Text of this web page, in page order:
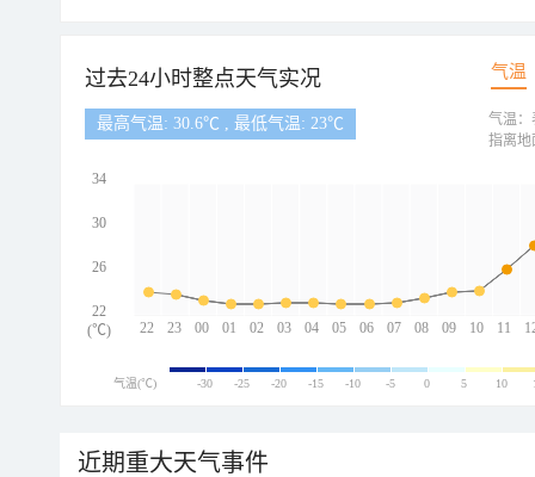
过去24小时整点天气实况 气温
最高气温: 30.6℃ , 最低气温: 23℃
22 23 00 01 02 03 04 05 06 07 08 09 10 11
34
30
26
22
(℃)
气温：
指离地
气温(℃) -30 -25 -20 -15 -10 -5 0 5 10
近期重大天气事件